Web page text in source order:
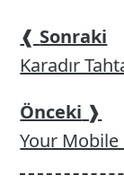
❰ Sonraki
Karadır
Önceki ❱
Your Mobile